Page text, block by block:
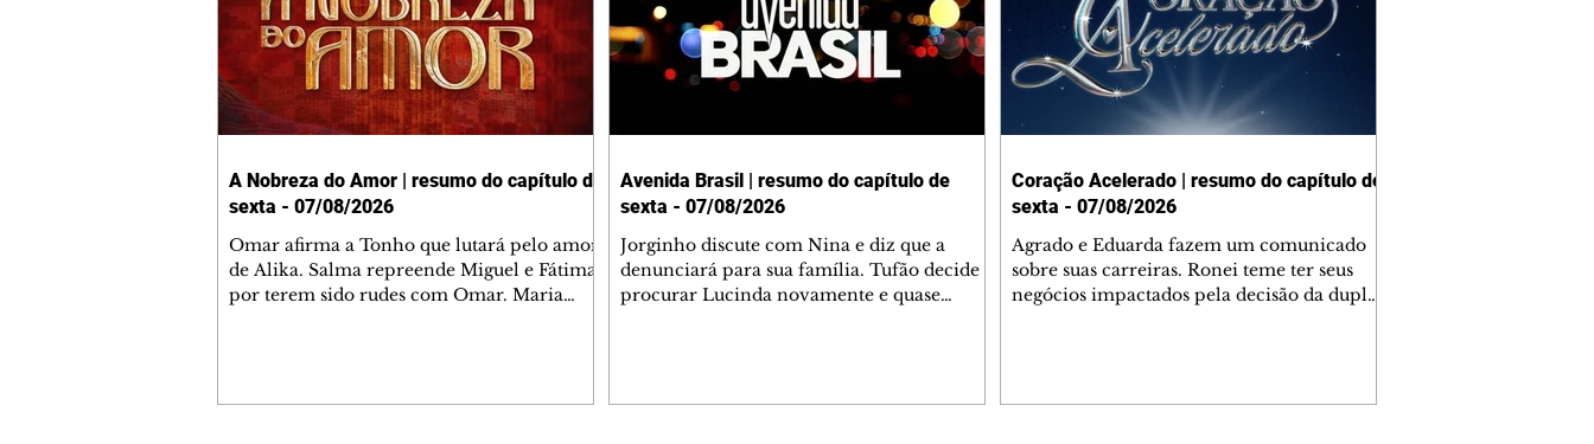
A Nobreza do Amor | resumo do capítulo de
sexta - 07/08/2026
Omar afirma a Tonho que lutará pelo amor
de Alika. Salma repreende Miguel e Fátima
por terem sido rudes com Omar. Maria
Avenida Brasil | resumo do capítulo de
sexta - 07/08/2026
Jorginho discute com Nina e diz que a
denunciará para sua família. Tufão decide
procurar Lucinda novamente e quase
Coração Acelerado | resumo do capítulo de
sexta - 07/08/2026
Agrado e Eduarda fazem um comunicado
sobre suas carreiras. Ronei teme ter seus
negócios impactados pela decisão da dupla.